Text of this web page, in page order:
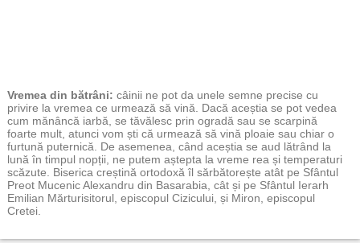
Vremea din bătrâni: câinii ne pot da unele semne precise cu
privire la vremea ce urmează să vină. Dacă aceștia se pot vedea
cum mănâncă iarbă, se tăvălesc prin ogradă sau se scarpină
foarte mult, atunci vom ști că urmează să vină ploaie sau chiar o
furtună puternică. De asemenea, când aceștia se aud lătrând la
lună în timpul nopții, ne putem aștepta la vreme rea și temperaturi
scăzute. Biserica creștină ortodoxă îl sărbătorește atât pe Sfântul
Preot Mucenic Alexandru din Basarabia, cât și pe Sfântul Ierarh
Emilian Mărturisitorul, episcopul Cizicului, și Miron, episcopul
Cretei.